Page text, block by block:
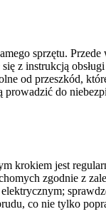
sprzętu.
z instrukcją
od przeszkód,
prowadzić do
krokiem jest
zgodnie z
co nie tylko